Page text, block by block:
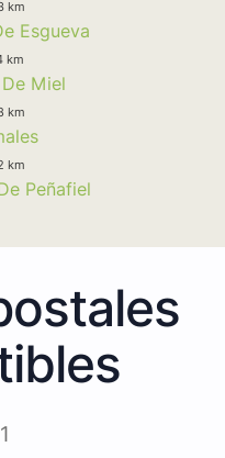
km
Esgueva
km
Miel
km
km
Peñafiel